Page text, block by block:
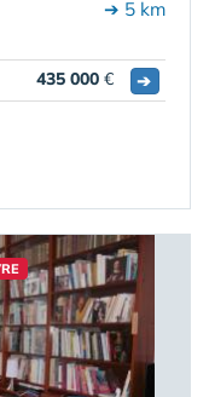
➔ 5 km
435 000 € ➔